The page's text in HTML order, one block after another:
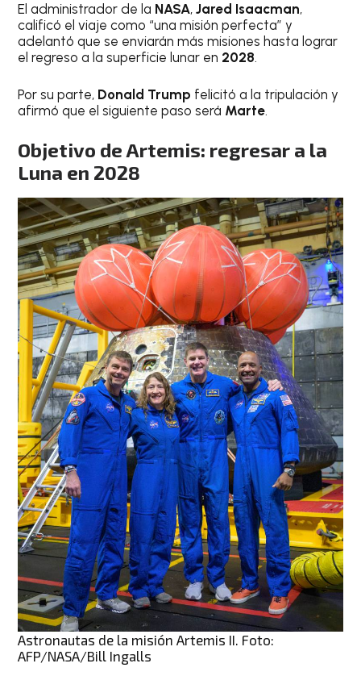
El administrador de la NASA,Jared Isaacman,
calificó el viaje como “una misión perfecta” y
adelantó que se enviarán más misiones hasta lograr
el regreso a la superficie lunar en 2028.
Por su parte, Donald Trump felicitó a la tripulación y
afirmó que el siguiente paso será Marte.
Objetivo de Artemis: regresar a la
Luna en 2028
Astronautas de la misión Artemis II. Foto:
AFP/NASA/Bill Ingalls